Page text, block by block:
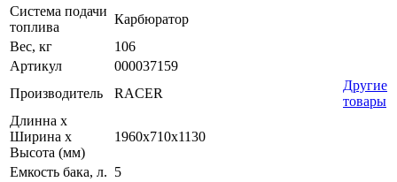
Система подачи
топлива
Карбюратор
Вес, кг
106
Артикул
000037159
Производитель
RACER
Другие
товары
Длинна х
Ширина х
Высота (мм)
1960x710x1130
Емкость бака, л. 5